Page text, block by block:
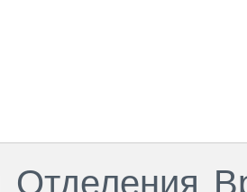
Отделения